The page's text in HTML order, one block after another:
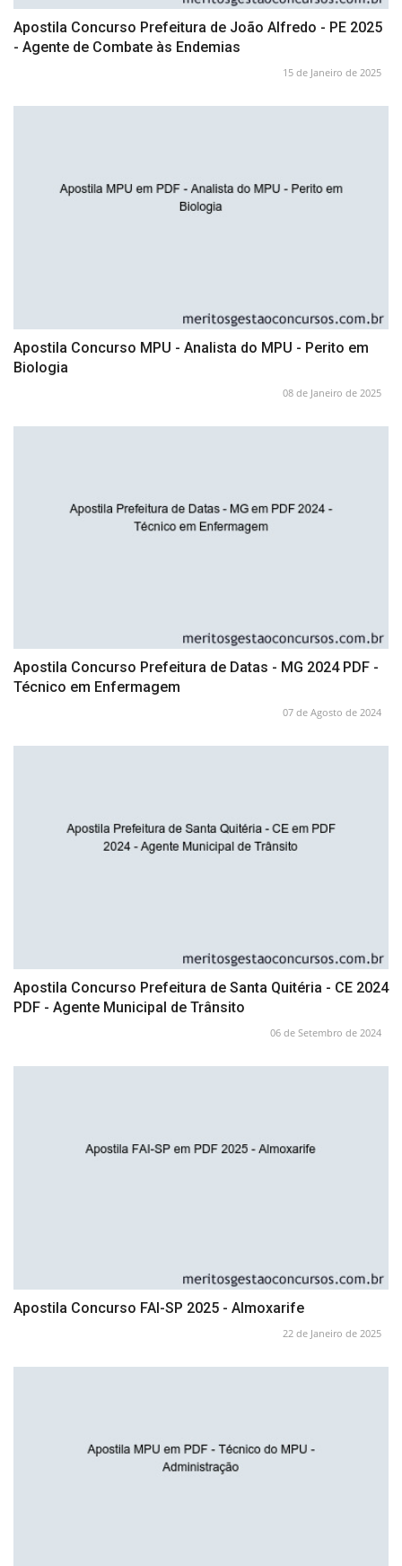
Apostila Concurso Prefeitura de João Alfredo - PE 2025
- Agente de Combate às Endemias
15 de Janeiro de 2025
Apostila Concurso MPU - Analista do MPU - Perito em
Biologia
08 de Janeiro de 2025
Apostila Concurso Prefeitura de Datas - MG 2024 PDF -
Técnico em Enfermagem
07 de Agosto de 2024
Apostila Concurso Prefeitura de Santa Quitéria - CE 2024
PDF - Agente Municipal de Trânsito
06 de Setembro de 2024
Apostila Concurso FAI-SP 2025 - Almoxarife
22 de Janeiro de 2025